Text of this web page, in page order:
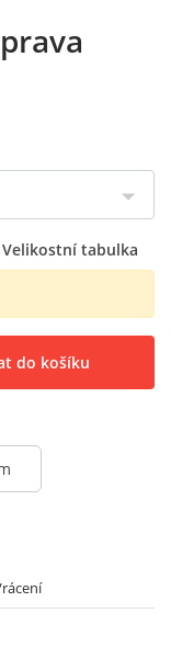
Velikostní tabulka
do košíku